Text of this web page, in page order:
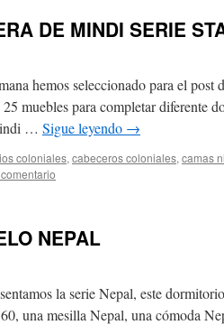
DE MINDI SERIE
hemos seleccionado para el post
muebles para completar diferente
… Sigue leyendo →
coloniales, cabeceros coloniales, camas
NEPAL
la serie Nepal, este
una mesilla Nepal, una cómoda